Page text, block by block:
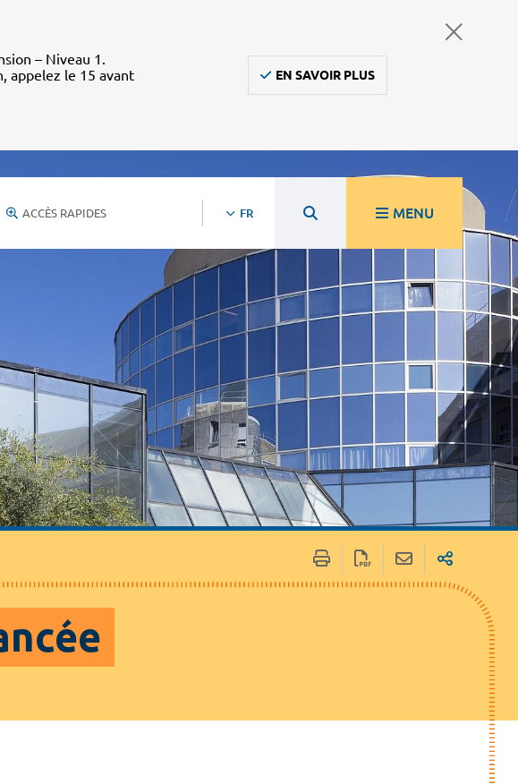
– Niveau 1.
appelez le 15 avant
EN SAVOIR PLUS
ACCÈS RAPIDES FR MENU